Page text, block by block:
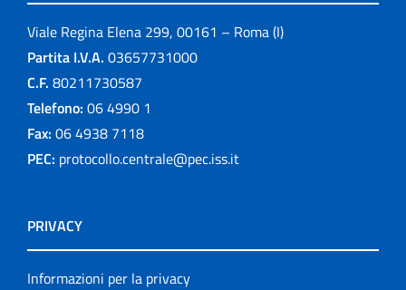
Viale Regina Elena 299, 00161 – Roma (I)
Partita I.V.A. 03657731000
C.F. 80211730587
Telefono: 06 4990 1
Fax: 06 4938 7118
PEC: protocollo.centrale@pec.iss.it
PRIVACY
Informazioni per la privacy